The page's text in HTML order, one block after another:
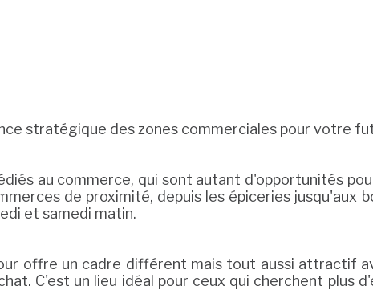
stratégique des zones commerciales pour votre
au commerce, qui sont autant d'opportunités
de proximité, depuis les épiceries jusqu'aux
et samedi matin.
offre un cadre différent mais tout aussi attractif
C'est un lieu idéal pour ceux qui cherchent plus